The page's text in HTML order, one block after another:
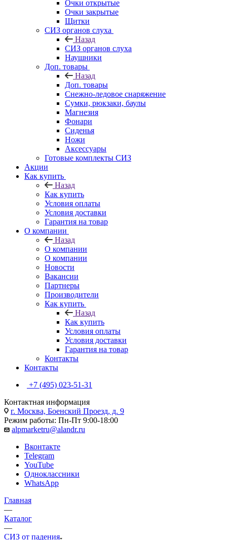
Очки открытые
Очки закрытые
Щитки
СИЗ органов слуха
Назад
СИЗ органов слуха
Наушники
Доп. товары
Назад
Доп. товары
Снежно-ледовое снаряжение
Сумки, рюкзаки, баулы
Магнезия
Фонари
Сиденья
Ножи
Аксессуары
Готовые комплекты СИЗ
Акции
Как купить
Назад
Как купить
Условия оплаты
Условия доставки
Гарантия на товар
О компании
Назад
О компании
О компании
Новости
Вакансии
Партнеры
Производители
Как купить
Назад
Как купить
Условия оплаты
Условия доставки
Гарантия на товар
Контакты
Контакты
+7 (495) 023-51-31
Контактная информация
г. Москва, Боенский Проезд, д. 9
Режим работы: Пн-Пт 9:00-18:00
alpmarketru@alandr.ru
Вконтакте
Telegram
YouTube
Одноклассники
WhatsApp
Главная
—
Каталог
—
СИЗ от падения